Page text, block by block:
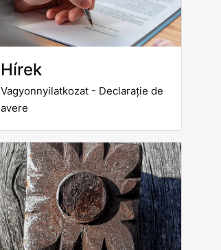
Hírek
Vagyonnyilatkozat - Declarație de
avere